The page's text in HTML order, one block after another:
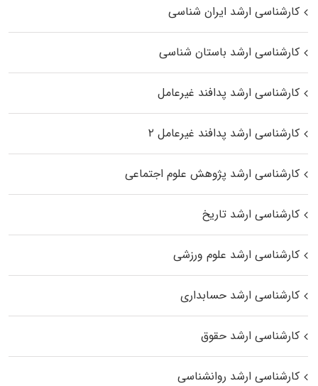
کارشناسی ارشد ایران شناسی
کارشناسی ارشد باستان شناسی
کارشناسی ارشد پدافند غیرعامل
کارشناسی ارشد پدافند غیرعامل ۲
کارشناسی ارشد پژوهش علوم اجتماعی
کارشناسی ارشد تاریخ
کارشناسی ارشد علوم ورزشی
کارشناسی ارشد حسابداری
کارشناسی ارشد حقوق
کارشناسی ارشد روانشناسی